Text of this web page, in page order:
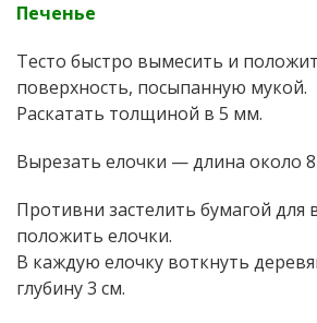
Печенье
Тесто быстро вымесить и
поверхность, посыпанную мукой.
Раскатать толщиной в 5 мм.
Вырезать елочки — длина около 8
Противни застелить бумагой для
положить елочки.
В каждую елочку воткнуть
глубину 3 см.